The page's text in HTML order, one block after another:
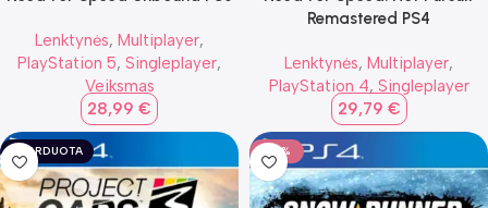
Lenktynės, Multiplayer,
PlayStation 5, Singleplayer,
Veiksmas
28,99 €
Remastered PS4
Lenktynės, Multiplayer,
PlayStation 4, Singleplayer
29,79 €
IŠPARDUOTA -24%